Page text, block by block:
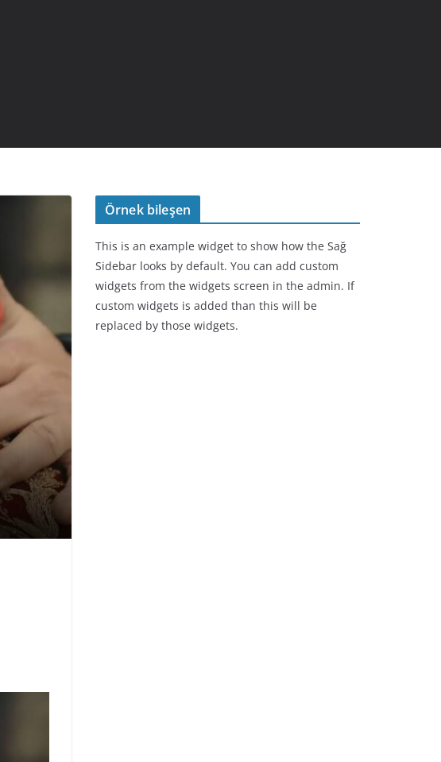
Örnek bileşen
This is an example widget to show how the Sağ
Sidebar looks by default. You can add custom
widgets from the widgets screen in the admin. If
custom widgets is added than this will be
replaced by those widgets.